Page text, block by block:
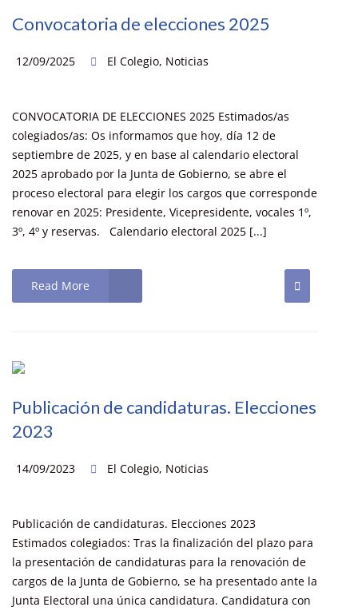
Convocatoria de elecciones 2025
12/09/2025 El Colegio, Noticias
CONVOCATORIA DE ELECCIONES 2025 Estimados/as
colegiados/as: Os informamos que hoy, día 12 de
septiembre de 2025, y en base al calendario electoral
2025 aprobado por la Junta de Gobierno, se abre el
proceso electoral para elegir los cargos que corresponde
renovar en 2025: Presidente, Vicepresidente, vocales 1º,
3º, 4º y reservas. Calendario electoral 2025 [...]
Read More
Publicación de candidaturas. Elecciones
2023
14/09/2023 El Colegio, Noticias
Publicación de candidaturas. Elecciones 2023
Estimados colegiados: Tras la finalización del plazo para
la presentación de candidaturas para la renovación de
cargos de la Junta de Gobierno, se ha presentado ante la
Junta Electoral una única candidatura. Candidatura con